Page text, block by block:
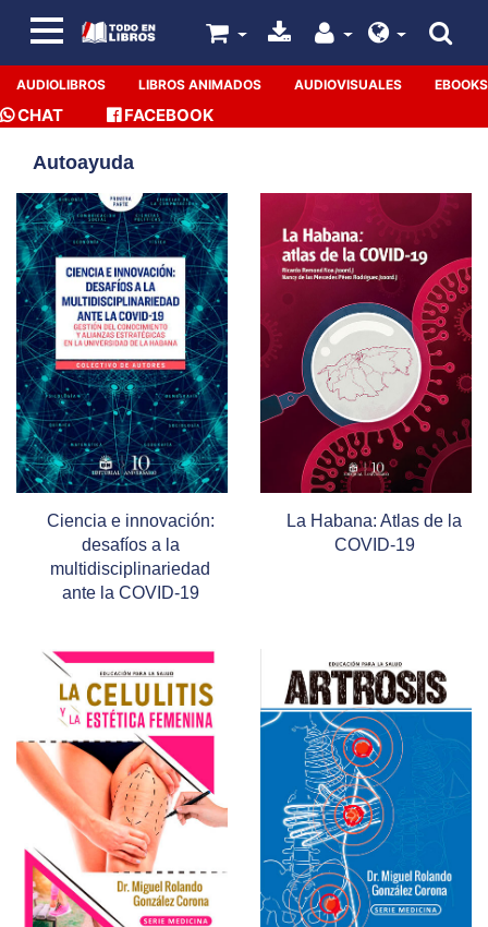
AUDIOLIBROS LIBROS ANIMADOS AUDIOVISUALES EBOOKS
CHAT FACEBOOK
Autoayuda
Ciencia e innovación:
desafíos a la
multidisciplinariedad
ante la COVID-19
La Habana: Atlas de la
COVID-19